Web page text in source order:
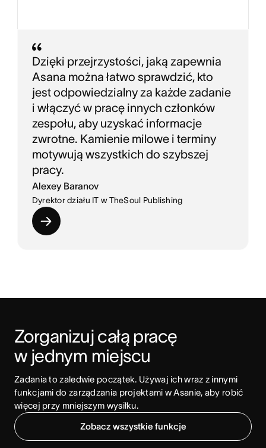
Dzięki przejrzystości, jaką zapewnia
Asana można łatwo sprawdzić, kto
jest odpowiedzialny za każde zadanie
i włączyć w pracę innych członków
zespołu, aby uzyskać informacje
zwrotne. Kamienie milowe i terminy
motywują wszystkich do szybszej
pracy.
Alexey Baranov
Dyrektor działu IT w TheSoul Publishing
Zorganizuj całą pracę
w jednym miejscu
Zadania to zaledwie początek. Używaj ich wraz z innymi
funkcjami do zarządzania projektami w Asanie, aby robić
więcej przy mniejszym wysiłku.
Zobacz wszystkie funkcje